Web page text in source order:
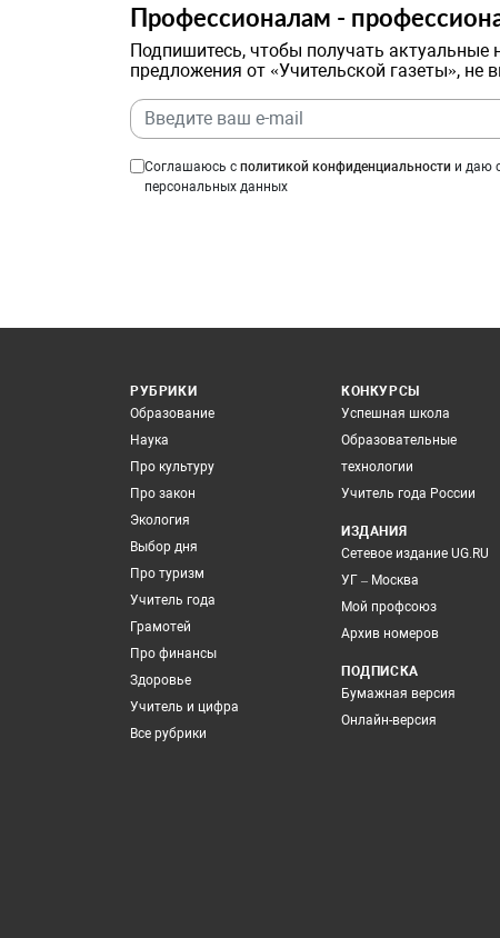
Профессионалам -
Подпишитесь, чтобы получать актуальные
предложения от «Учительской газеты», не
Соглашаюсь с политикой конфиденциальности и даю
персональных данных
РУБРИКИ
Образование
Наука
Про культуру
Про закон
Экология
Выбор дня
Про туризм
Учитель года
Грамотей
Про финансы
Здоровье
Учитель и цифра
Все рубрики
КОНКУРСЫ
Успешная школа
Образовательные
технологии
Учитель года России
ИЗДАНИЯ
Сетевое издание UG.RU
УГ – Москва
Мой профсоюз
Архив номеров
ПОДПИСКА
Бумажная версия
Онлайн-версия